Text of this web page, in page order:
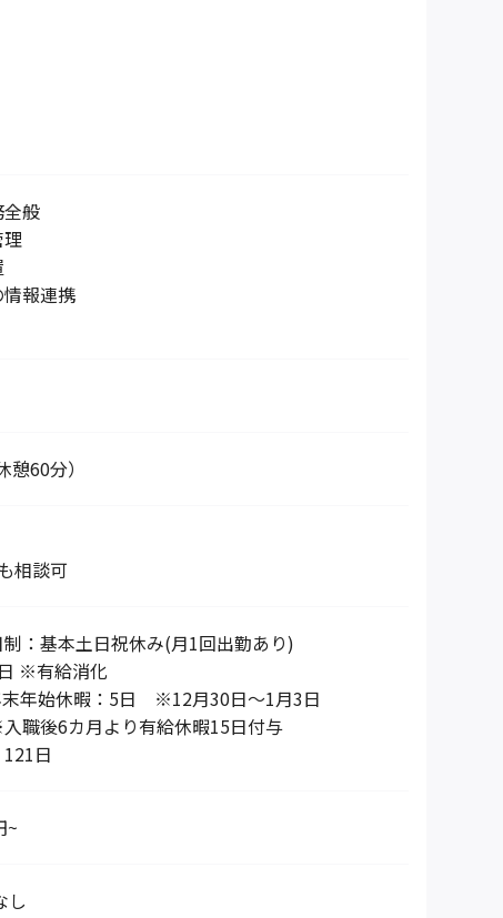
般
報連携
60分）
相談可
：基本土日祝休み(月1回出勤あり)
※有給消化
年始休暇：5日 ※12月30日～1月3日
職後6カ月より有給休暇15日付与
日
~
し